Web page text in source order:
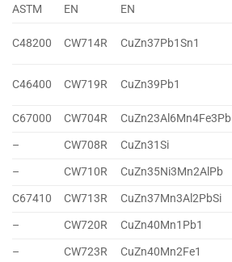
ASTM
EN EN
C48200 CW714R CuZn37Pb1Sn1
C46400 CW719R CuZn39Pb1
C67000 CW704R CuZn23Al6Mn4Fe3Pb
–
CW708R CuZn31Si
–
CW710R CuZn35Ni3Mn2AlPb
C67410
CW713R CuZn37Mn3Al2PbSi
–
CW720R CuZn40Mn1Pb1
–
CW723R CuZn40Mn2Fe1